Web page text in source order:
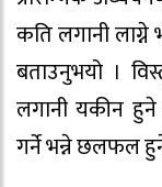
कति लगानी
बताउनुभयो ।
लगानी यकीन
गर्ने भन्ने छलफल